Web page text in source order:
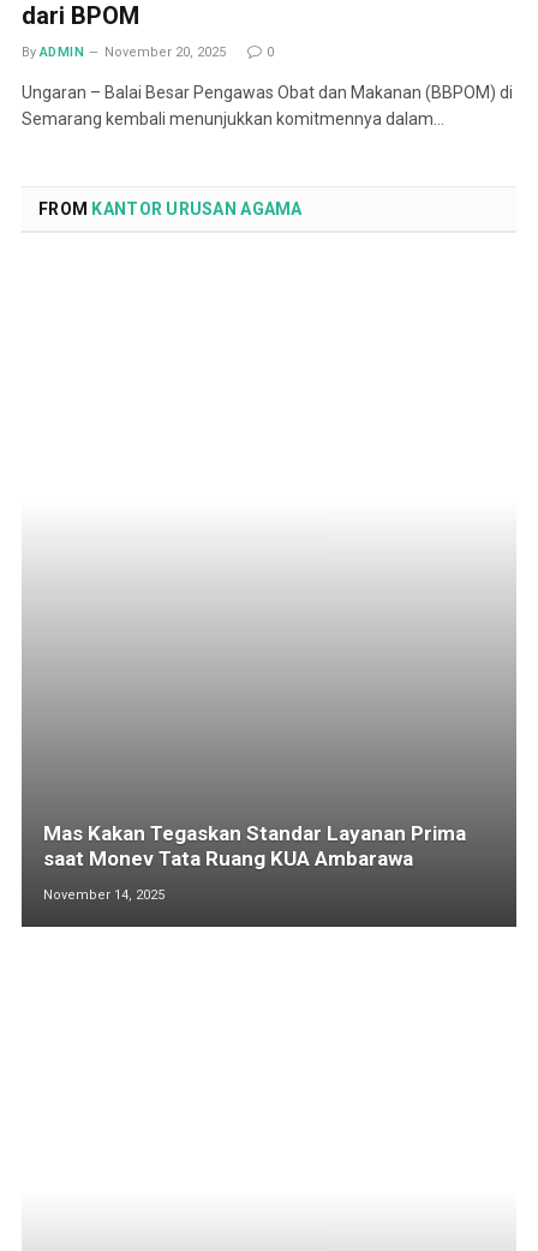
dari BPOM
By ADMIN November 20, 2025 0
Ungaran – Balai Besar Pengawas Obat dan Makanan (BBPOM) di
Semarang kembali menunjukkan komitmennya dalam…
FROM KANTOR URUSAN AGAMA
Mas Kakan Tegaskan Standar Layanan Prima
saat Monev Tata Ruang KUA Ambarawa
November 14, 2025